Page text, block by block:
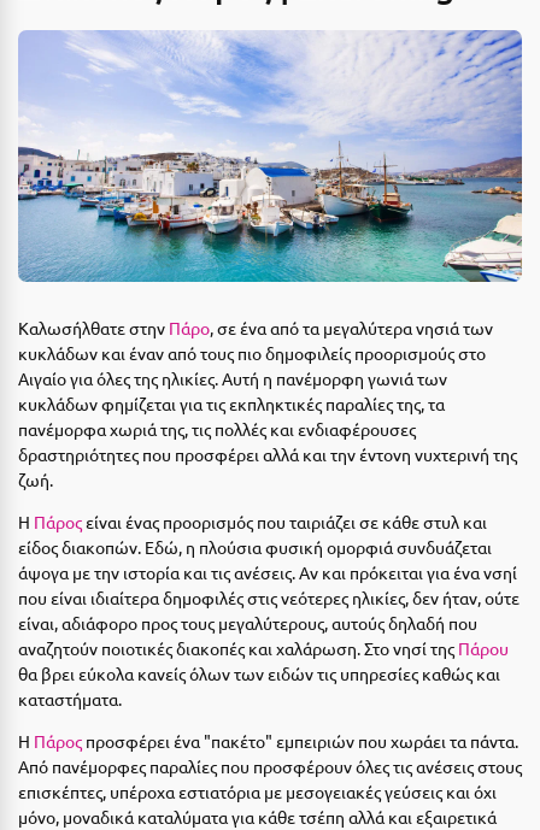
Αλεξανδρούπολη
Αλισσός Αχαΐας
Αλόννησος
Αμαλιάδα
Αμάρυνθος
Αμφίκλεια
Ανάβυσσος
Άνδρος
Αντίπαρος
Αράχωβα
Αργολίδα
Αριδαία
Αρκαδία
Αρκίτσα
Αρτέμιδα
Αρχαία Ολυμπία
Διαμονή Μόνο
Πρωινό
Ημιδιατροφή
Ημιδιατροφή + Ποτά
Πλήρης Διατροφή
Ένα Γεύμα
Δύο Γεύματα + Ποτά
ΤΎΠΟΣ ΚΑΤΑΛΎΜΑΤΟΣ
Ξενοδοχεία 1 Αστέρι
Ξενοδοχεία 2 Αστέρων
Ξενοδοχεία 3 Αστέρων
Ξενοδοχεία 4 Αστέρων
Ξενοδοχεία 5 Αστέρων
Βίλες
Κρουαζιέρες
Ενοικιαζόμενα Δωμάτια
Καλωσήλθατε στην Πάρο, σε ένα από τα μεγαλύτερα νησιά των
κυκλάδων και έναν από τους πιο δημοφιλείς προορισμούς στο
Αιγαίο για όλες της ηλικίες. Αυτή η πανέμορφη γωνιά των
κυκλάδων φημίζεται για τις εκπληκτικές παραλίες της, τα
πανέμορφα χωριά της, τις πολλές και ενδιαφέρουσες
δραστηριότητες που προσφέρει αλλά και την έντονη νυχτερινή της
ζωή.
Η Πάροςείναι ένας προορισμός που ταιριάζει σε κάθε στυλ και
είδος διακοπών. Εδώ, η πλούσια φυσική ομορφιά συνδυάζεται
άψογα με την ιστορία και τις ανέσεις. Αν και πρόκειται για ένα νσηί
που είναι ιδιαίτερα δημοφιλές στις νεότερες ηλικίες, δεν ήταν, ούτε
είναι, αδιάφορο προς τους μεγαλύτερους, αυτούς δηλαδή που
αναζητούν ποιοτικές διακοπές και χαλάρωση. Στο νησί της Πάρου
θα βρει εύκολα κανείς όλων των ειδών τις υπηρεσίες καθώς και
καταστήματα.
Η Πάρος προσφέρει ένα "πακέτο" εμπειριών που χωράει τα πάντα.
Από πανέμορφες παραλίες που προσφέρουν όλες τις ανέσεις στους
επισκέπτες, υπέροχα εστιατόρια με μεσογειακές γεύσεις και όχι
μόνο, μοναδικά καταλύματα για κάθε τσέπη αλλά και εξαιρετικά